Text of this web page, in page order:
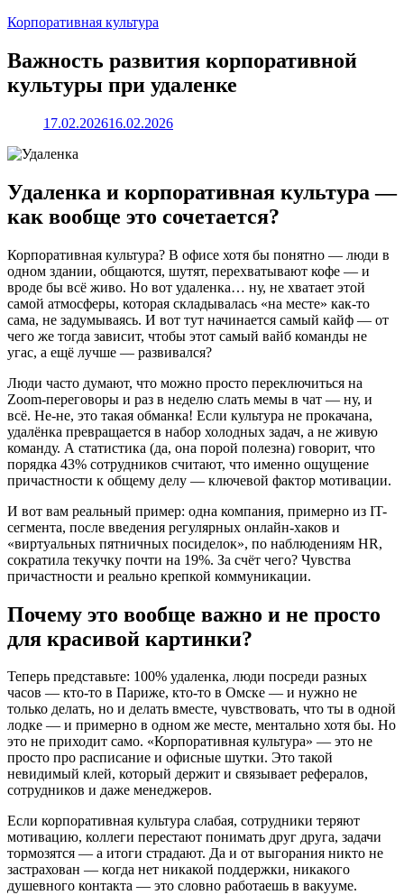
Корпоративная культура
Важность развития корпоративной
культуры при удаленке
17.02.202616.02.2026
Удаленка и корпоративная культура —
как вообще это сочетается?
Корпоративная культура? В офисе хотя бы понятно — люди в
одном здании, общаются, шутят, перехватывают кофе — и
вроде бы всё живо. Но вот удаленка… ну, не хватает этой
самой атмосферы, которая складывалась «на месте» как-то
сама, не задумываясь. И вот тут начинается самый кайф — от
чего же тогда зависит, чтобы этот самый вайб команды не
угас, а ещё лучше — развивался?
Люди часто думают, что можно просто переключиться на
Zoom-переговоры и раз в неделю слать мемы в чат — ну, и
всё. Не-не, это такая обманка! Если культура не прокачана,
удалёнка превращается в набор холодных задач, а не живую
команду. А статистика (да, она порой полезна) говорит, что
порядка 43% сотрудников считают, что именно ощущение
причастности к общему делу — ключевой фактор мотивации.
И вот вам реальный пример: одна компания, примерно из IT-
сегмента, после введения регулярных онлайн-хаков и
«виртуальных пятничных посиделок», по наблюдениям HR,
сократила текучку почти на 19%. За счёт чего? Чувства
причастности и реально крепкой коммуникации.
Почему это вообще важно и не просто
для красивой картинки?
Теперь представьте: 100% удаленка, люди посреди разных
часов — кто-то в Париже, кто-то в Омске — и нужно не
только делать, но и делать вместе, чувствовать, что ты в одной
лодке — и примерно в одном же месте, ментально хотя бы. Но
это не приходит само. «Корпоративная культура» — это не
просто про расписание и офисные шутки. Это такой
невидимый клей, который держит и связывает рефералов,
сотрудников и даже менеджеров.
Если корпоративная культура слабая, сотрудники теряют
мотивацию, коллеги перестают понимать друг друга, задачи
тормозятся — а итоги страдают. Да и от выгорания никто не
застрахован — когда нет никакой поддержки, никакого
душевного контакта — это словно работаешь в вакууме.